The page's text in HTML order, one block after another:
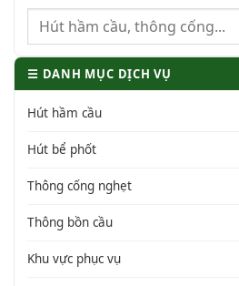
☰ DANH MỤC DỊCH VỤ
Hút hầm cầu
Hút bể phốt
Thông cống nghẹt
Thông bồn cầu
Khu vực phục vụ